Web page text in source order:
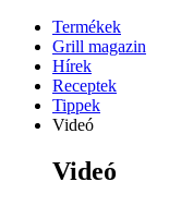
Termékek
Grill magazin
Hírek
Receptek
Tippek
Videó
Videó